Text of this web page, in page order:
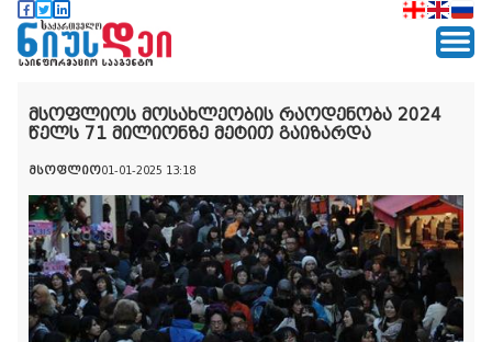
მსოფლიოს მოსახლეობის რაოდენობა 2024
წელს 71 მილიონზე მეტით გაიზარდა
მსოფლიო01-01-2025 13:18